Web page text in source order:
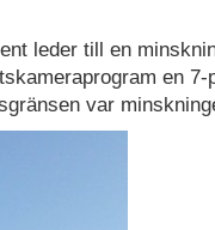
leder till en
en
var